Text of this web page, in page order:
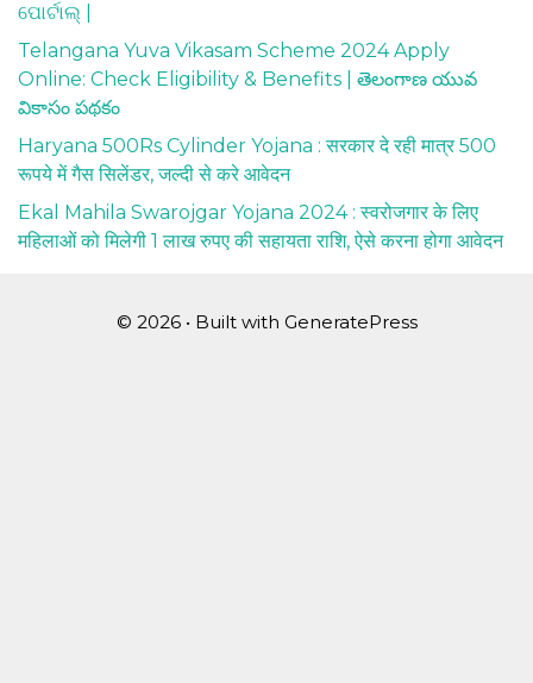
ପୋର୍ଟାଲ୍ |
Telangana Yuva Vikasam Scheme 2024 Apply
Online: Check Eligibility & Benefits | తెలంగాణ యువ
వికాసం పథకం
Haryana 500Rs Cylinder Yojana : सरकार दे रही मात्र 500
रूपये में गैस सिलेंडर, जल्दी से करे आवेदन
Ekal Mahila Swarojgar Yojana 2024 : स्वरोजगार के लिए
महिलाओं को मिलेगी 1 लाख रुपए की सहायता राशि, ऐसे करना होगा आवेदन
© 2026 • Built with GeneratePress